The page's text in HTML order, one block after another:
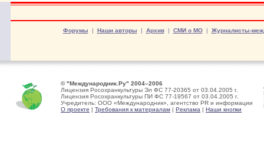
Форумы | Наши авторы | Архив| СМИ о МО| Журналисты-
© "Международник.Ру" 2004–2006
Лицензия Росохранкультуры Эл ФС 77-20365 от 03.04.2005 г.
Лицензия Росохранкультуры ПИ ФС 77-19567 от 03.04.2005 г.
Учредитель: ООО «Международник», агентство PR и информации
О проекте | Требования к материалам | Реклама | Наши кнопки